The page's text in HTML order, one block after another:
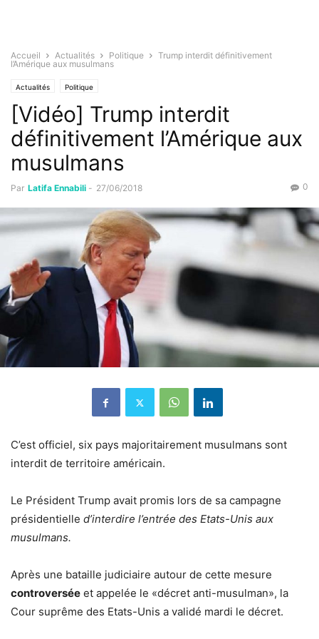
Accueil Actualités Politique
Trump interdit définitivement
l’Amérique aux musulmans
Actualités Politique
[Vidéo] Trump interdit
définitivement l’Amérique aux
musulmans
Par Latifa Ennabili - 27/06/2018 0
C’est officiel, six pays majoritairement musulmans sont
interdit de territoire américain.
Le Président Trump avait promis lors de sa campagne
présidentielle d’interdire l’entrée des Etats-Unis aux
musulmans.
Après une bataille judiciaire autour de cette mesure
controversée et appelée le «décret anti-musulman», la
Cour suprême des Etats-Unis a validé mardi le décret.